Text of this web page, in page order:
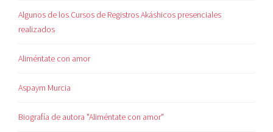
Algunos de los Cursos de Registros Akáshicos presenciales
realizados
Aliméntate con amor
Aspaym Murcia
Biografía de autora "Aliméntate con amor"